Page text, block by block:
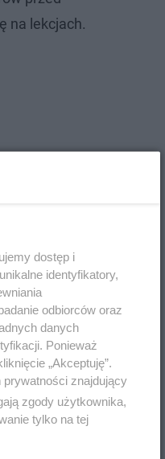
na lekcjach.
dostęp i
identyfikatory,
odbiorców oraz
danych
Ponieważ
„Akceptuję”.
znajdujący
zgody użytkownika,
tylko na tej